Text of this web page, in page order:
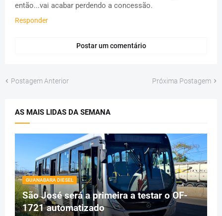
então...vai acabar perdendo a concessão.
Responder
Postar um comentário
Postagem Anterior Próxima Postagem
AS MAIS LIDAS DA SEMANA
GUANABARA DIESEL
São José será a primeira a testar o OF-
1721 automatizado